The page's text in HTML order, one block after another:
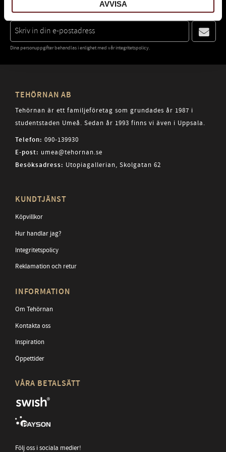
AVVISA
FÖRST ATT FÅ NYHETER OCH ERBJUDANDEN.
Dina personuppgifter behandlas i enlighet med vårintegritetspolicy.
TEHÖRNAN AB
Tehörnan är ett familjeföretag som grundades år 1987 i
studentstaden Umeå. Sedan år 1993 finns vi även i Uppsala.
Telefon: 090-139930
E-post: umea@tehornan.se
Besöksadress: Utopiagallerian, Skolgatan 62
KUNDTJÄNST
Köpvillkor
Hur handlar jag?
Integritetspolicy
Reklamation och retur
INFORMATION
Om Tehörnan
Kontakta oss
Inspiration
Öppettider
VÅRA BETALSÄTT
Följ oss i sociala medier!